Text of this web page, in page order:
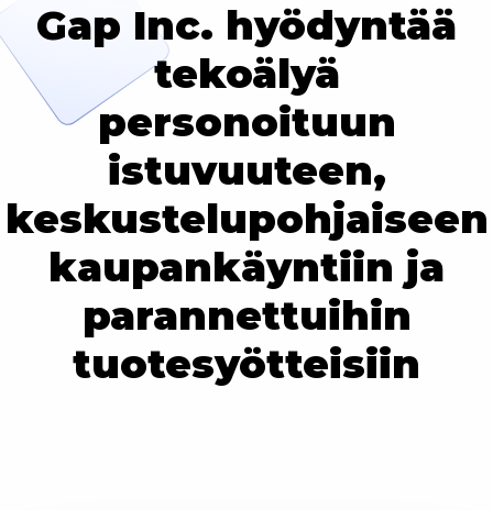
Gap Inc. hyödyntää
tekoälyä
personoituun
istuvuuteen,
keskustelupohjaiseen
kaupankäyntiin ja
parannettuihin
tuotesyötteisiin